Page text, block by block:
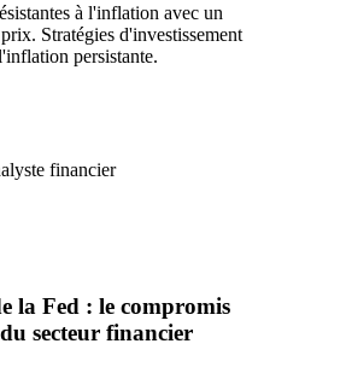
à l'inflation avec un
Stratégies d'investissement
persistante.
financier
la Fed : le compromis
secteur financier